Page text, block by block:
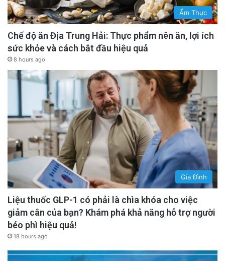
Ẩm Thực
Chế độ ăn Địa Trung Hải: Thực phẩm nên ăn, lợi ích
sức khỏe và cách bắt đầu hiệu quả
8 hours ago
Gia Đình
Liệu thuốc GLP-1 có phải là chìa khóa cho việc
giảm cân của bạn? Khám phá khả năng hỗ trợ người
béo phì hiệu quả!
18 hours ago